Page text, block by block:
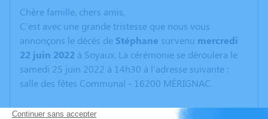
Chère famille, chers amis,
C'est avec une grande tristesse que nous vous
annonçons le décès de Stéphane survenu mercredi
22 juin 2022 à Soyaux. La cérémonie se déroulera le
samedi 25 juin 2022 à 14h30 à l'adresse suivante :
salle des fêtes Communal - 16200 MÉRIGNAC.
Si vous avez un souvenir en photo avec Stéphane,